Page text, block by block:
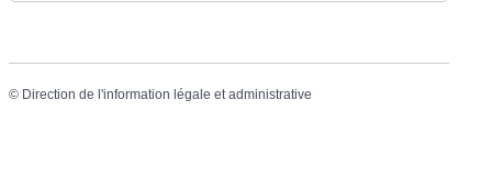
© Direction de l'information légale et administrative